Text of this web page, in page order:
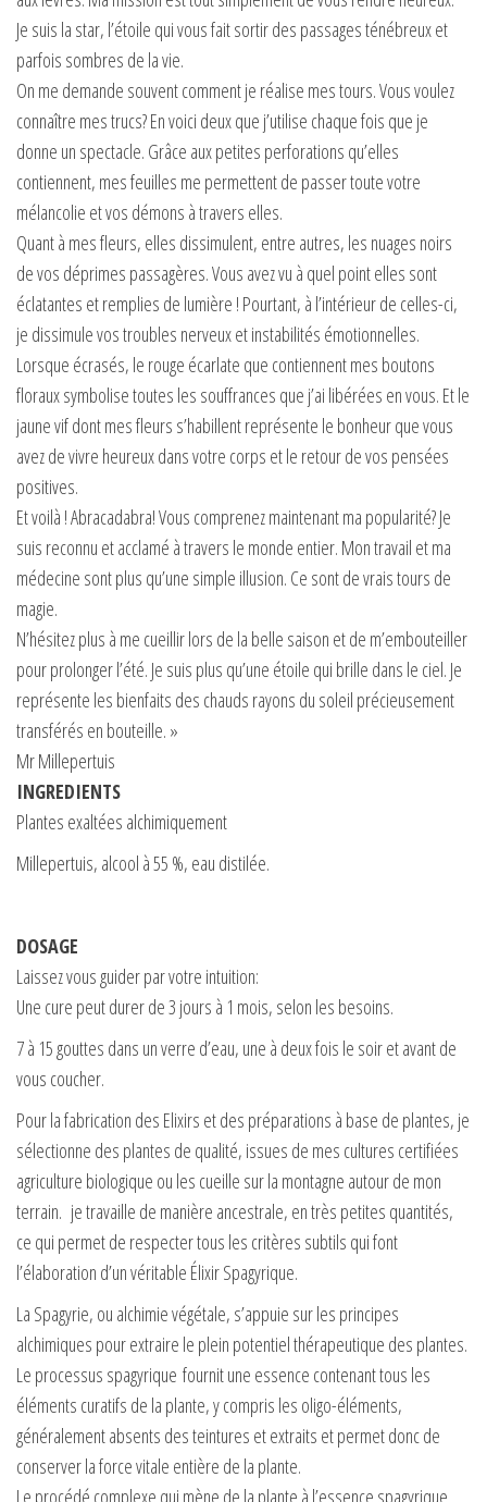
Je suis la star, l’étoile qui vous fait sortir des passages ténébreux et
parfois sombres de la vie.
On me demande souvent comment je réalise mes tours. Vous voulez
connaître mes trucs? En voici deux que j’utilise chaque fois que je
donne un spectacle. Grâce aux petites perforations qu’elles
contiennent, mes feuilles me permettent de passer toute votre
mélancolie et vos démons à travers elles.
Quant à mes fleurs, elles dissimulent, entre autres, les nuages noirs
de vos déprimes passagères. Vous avez vu à quel point elles sont
éclatantes et remplies de lumière ! Pourtant, à l’intérieur de celles-ci,
je dissimule vos troubles nerveux et instabilités émotionnelles.
Lorsque écrasés, le rouge écarlate que contiennent mes boutons
floraux symbolise toutes les souffrances que j’ai libérées en vous. Et le
jaune vif dont mes fleurs s’habillent représente le bonheur que vous
avez de vivre heureux dans votre corps et le retour de vos pensées
positives.
Et voilà ! Abracadabra! Vous comprenez maintenant ma popularité? Je
suis reconnu et acclamé à travers le monde entier. Mon travail et ma
médecine sont plus qu’une simple illusion. Ce sont de vrais tours de
magie.
N’hésitez plus à me cueillir lors de la belle saison et de m’embouteiller
pour prolonger l’été. Je suis plus qu’une étoile qui brille dans le ciel. Je
représente les bienfaits des chauds rayons du soleil précieusement
transférés en bouteille. »
Mr Millepertuis
INGREDIENTS
Plantes exaltées alchimiquement
Millepertuis, alcool à 55 %, eau distilée.
DOSAGE
Laissez vous guider par votre intuition:
Une cure peut durer de 3 jours à 1 mois, selon les besoins.
7 à 15 gouttes dans un verre d’eau, une à deux fois le soir et avant de
vous coucher.
Pour la fabrication des Elixirs et des préparations à base de plantes, je
sélectionne des plantes de qualité, issues de mes cultures certifiées
agriculture biologique ou les cueille sur la montagne autour de mon
terrain. je travaille de manière ancestrale, en très petites quantités,
ce qui permet de respecter tous les critères subtils qui font
l’élaboration d’un véritable Élixir Spagyrique.
La Spagyrie, ou alchimie végétale, s’appuie sur les principes
alchimiques pour extraire le plein potentiel thérapeutique des plantes.
Le processus spagyrique fournit une essence contenant tous les
éléments curatifs de la plante, y compris les oligo-éléments,
généralement absents des teintures et extraits et permet donc de
conserver la force vitale entière de la plante.
Le procédé complexe qui mène de la plante à l’essence spagyrique